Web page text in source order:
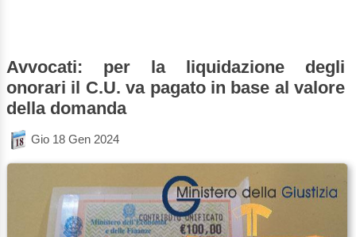
Avvocati: per la liquidazione degli
onorari il C.U. va pagato in base al valore
della domanda
Gio 18 Gen 2024